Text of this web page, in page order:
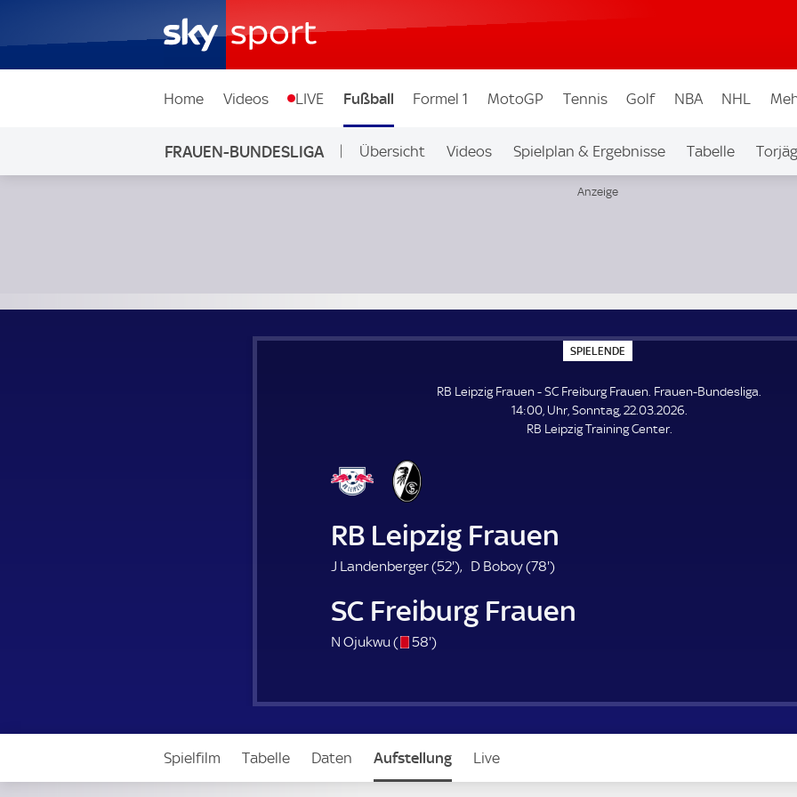
Home Videos LIVE Fußball Formel 1 MotoGP Tennis Golf NBA NHL
FRAUEN-BUNDESLIGA Übersicht Videos Spielplan & Ergebnisse Tabelle
SPIELENDE
P
E
L
E
N
RB Leipzig Frauen - SC Freiburg Frauen. Frauen-Bundesliga.
14:00, Uhr, Sonntag, 22.03.2026.
RB Leipzig Training Center.
RB Leipzig Frauen
J Landenberger (52'5
.
m
t
) D Boboy (78'7
.
m
t
)
SC Freiburg Frauen
N Ojukwu ( s58'5
m
n
u
t
)
Spielfilm Tabelle Daten Aufstellung Live